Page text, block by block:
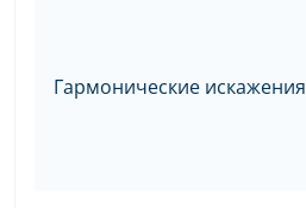
Гармонические искажения